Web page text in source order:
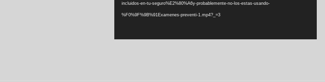
incluidos-en-tu-seguro%E2%80%A6y-probablemente-no-los-estas-usando-
%F0%9F%9B%91Examenes-preventi-1.mp4?_=3